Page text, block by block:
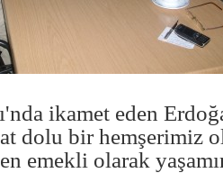
ikamet eden
dolu bir hemşerimiz
emekli olarak